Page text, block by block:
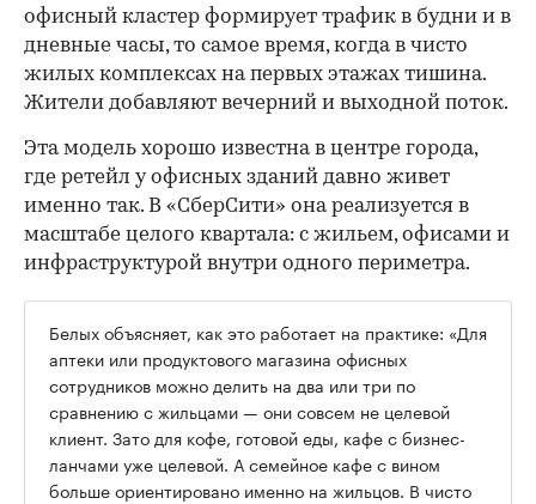
офисный кластер формирует трафик в будни и в
дневные часы, то самое время, когда в чисто
жилых комплексах на первых этажах тишина.
Жители добавляют вечерний и выходной поток.
Эта модель хорошо известна в центре города,
где ретейл у офисных зданий давно живет
именно так. В «СберСити» она реализуется в
масштабе целого квартала: с жильем, офисами и
инфраструктурой внутри одного периметра.
Белых объясняет, как это работает на практике: «Для
аптеки или продуктового магазина офисных
сотрудников можно делить на два или три по
сравнению с жильцами — они совсем не целевой
клиент. Зато для кофе, готовой еды, кафе с бизнес-
ланчами уже целевой. А семейное кафе с вином
больше ориентировано именно на жильцов. В чисто